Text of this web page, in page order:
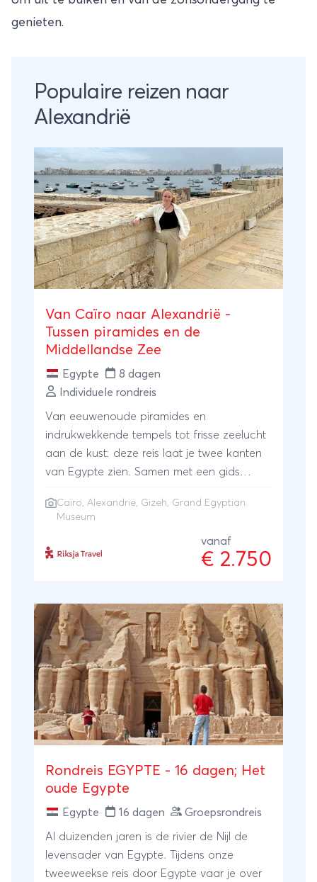
genieten.
Populaire reizen naar
Alexandrië
Van Caïro naar Alexandrië -
Tussen piramides en de
Middellandse Zee
Egypte
8 dagen
Individuele rondreis
Van eeuwenoude piramides en
indrukwekkende tempels tot frisse zeelucht
aan de kust: deze reis laat je twee kanten
van Egypte zien. Samen met een gids
piramides van Gizeh en het Grand Egyptian
geschiedenis van Alexandrië ontdekt.
Tussendoor geniet je van de ontspannen
Caïro, Alexandrië, Gizeh, Grand Egyptian
Museum
vanaf
€ 2.750
Rondreis EGYPTE - 16 dagen; Het
oude Egypte
Egypte 16 dagen Groepsrondreis
Al duizenden jaren is de rivier de Nijl de
levensader van Egypte. Tijdens onze
tweeweekse reis door Egypte vaar je over